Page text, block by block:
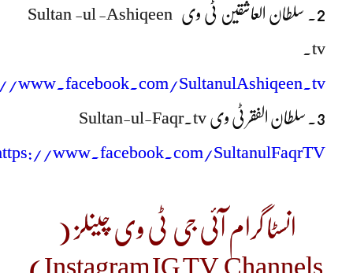
2. سلطان العاشقین ٹی وی Sultan -ul -Ashiqeen
.tv
www.facebook.com/SultanulAshiqeen.tv
3. سلطان الفقر ٹی وی Sultan-ul-Faqr.tv
www.facebook.com/SultanulFaqrTV
انسٹا گرام آئی جی ٹی وی چینلز (